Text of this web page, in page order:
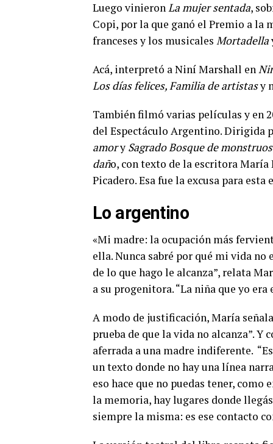
Luego vinieronLa mujer sentada,
Copi, por la que ganó el Premio a
franceses y los musicales Mortadella
Acá, interpretó a Niní Marshall en
Los días felices, Familia de artistasy
También filmó varias películas y en
del Espectáculo Argentino. Dirigida
amory Sagrado Bosque de monstruos
daño, con texto de la escritora
Picadero. Esa fue la excusa para
Lo argentino
«Mi madre: la ocupación más
ella. Nunca sabré por qué mi vida
de lo que hago le alcanza”, relata
a su progenitora. “La niña que yo
A modo de justificación, María
prueba de que la vida no alcanza”.
aferrada a una madre indiferente.
un texto donde no hay una línea
eso hace que no puedas tener,
la memoria, hay lugares donde
siempre la misma: es ese contacto